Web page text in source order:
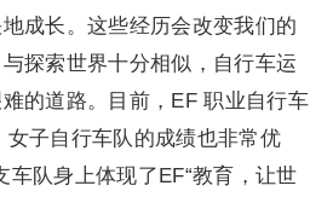
成长。这些经历会改变我们的
探索世界十分相似，自行车运
的道路。目前，EF 职业自行车
子自行车队的成绩也非常优
队身上体现了EF“教育，让世